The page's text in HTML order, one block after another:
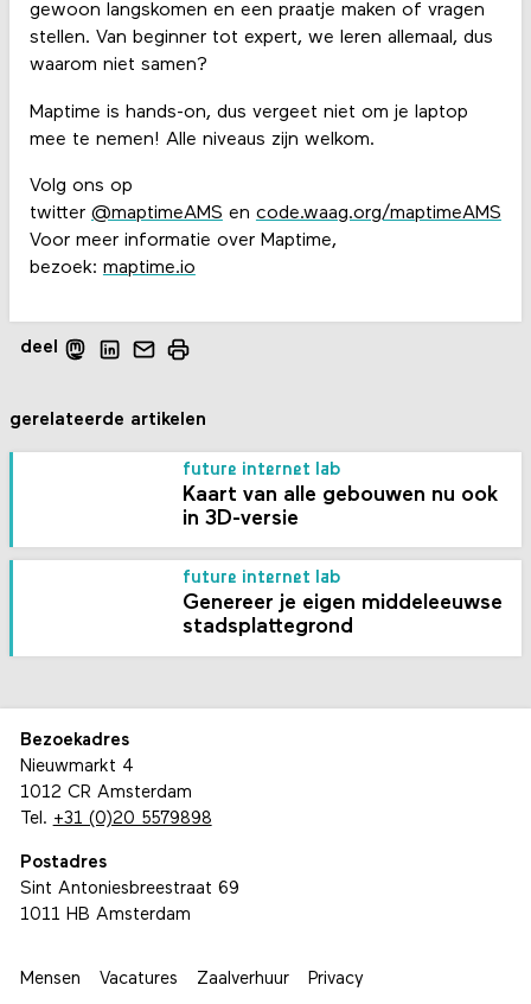
gewoon langskomen en een praatje maken of vragen
stellen. Van beginner tot expert, we leren allemaal, dus
waarom niet samen?
Maptime is hands-on, dus vergeet niet om je laptop
mee te nemen! Alle niveaus zijn welkom.
Volg ons op
twitter @maptimeAMS en code.waag.org/maptimeAMS
Voor meer informatie over Maptime,
bezoek: maptime.io
deel
gerelateerde artikelen
future internet lab
Kaart van alle gebouwen nu ook
in 3D-versie
future internet lab
Genereer je eigen middeleeuwse
stadsplattegrond
Bezoekadres
Nieuwmarkt 4
1012 CR Amsterdam
Tel. +31 (0)20 5579898
Postadres
Sint Antoniesbreestraat 69
1011 HB Amsterdam
Mensen Vacatures Zaalverhuur Privacy